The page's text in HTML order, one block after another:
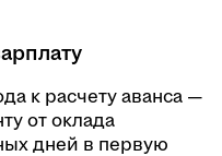
к расчету аванса —
от оклада
дней в первую